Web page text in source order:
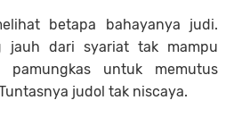
betapa bahayanya judi.
jauh dari syariat tak mampu
pamungkas untuk memutus
judol tak niscaya.